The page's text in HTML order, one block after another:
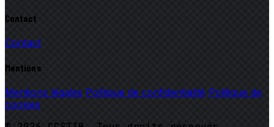
Contact
Contact
Mentions
Mentions légales Politique de confidentialité Politique de
cookies